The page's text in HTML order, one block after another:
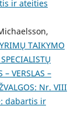
ir ateities
TAIKYMO
– VERSLAS –
Nr. VIII
dabartis ir